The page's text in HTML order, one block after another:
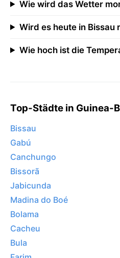
Wie wird das Wetter
Wird es heute in Bissau
Wie hoch ist die
Top-Städte in Guinea-
Bissau
Gabú
Canchungo
Bissorã
Jabicunda
Madina do Boé
Bolama
Cacheu
Bula